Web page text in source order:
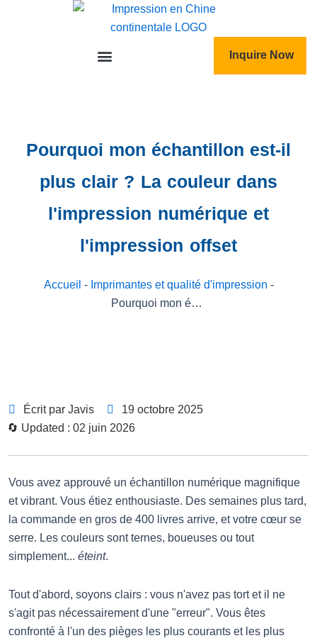
Inquire Now
Pourquoi mon échantillon est-il
plus clair ? La couleur dans
l'impression numérique et
l'impression offset
Accueil - Imprimantes et qualité d'impression -
Pourquoi mon échantillon est-il plus clair ? La couleur dans l'impression numérique et l'impression offset
Écrit par Javis
19 octobre 2025
🔄 Updated : 02 juin 2026
Vous avez approuvé un échantillon numérique magnifique
et vibrant. Vous étiez enthousiaste. Des semaines plus tard,
la commande en gros de 400 livres arrive, et votre cœur se
serre. Les couleurs sont ternes, boueuses ou tout
simplement... éteint.
Tout d'abord, soyons clairs : vous n'avez pas tort et il ne
s'agit pas nécessairement d'une "erreur". Vous êtes
confronté à l'un des pièges les plus courants et les plus